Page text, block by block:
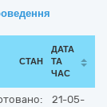
СТАН
ДАТА
ТА
ЧАС
21-05-